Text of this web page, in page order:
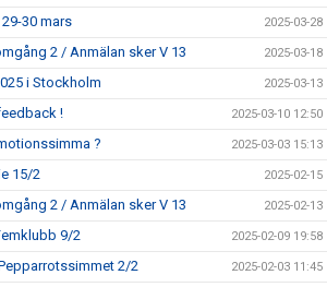
30 mars 2025-03-28
2 / Anmälan sker V 13 2025-03-18
i Stockholm 2025-03-13
! 2025-03-10 12:50
? 2025-03-03 15:13
15/2 2025-02-15
2 / Anmälan sker V 13 2025-02-13
9/2 2025-02-09 19:58
2/2 2025-02-03 11:45